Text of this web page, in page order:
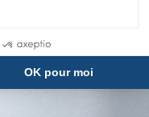
OK pour moi